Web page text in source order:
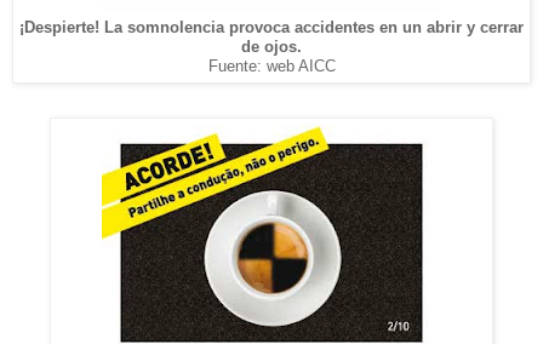
¡Despierte! La somnolencia provoca accidentes en un abrir y cerrar
de ojos.
Fuente: web AICC